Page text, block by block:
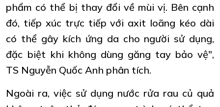
phẩm có thể bị thay đổi về mùi vị. Bên cạnh
đó, tiếp xúc trực tiếp với axit loãng kéo dài
có thể gây kích ứng da cho người sử dụng,
đặc biệt khi không dùng găng tay bảo vệ",
TS Nguyễn Quốc Anh phân tích.
Ngoài ra, việc sử dụng nước rửa rau củ quả